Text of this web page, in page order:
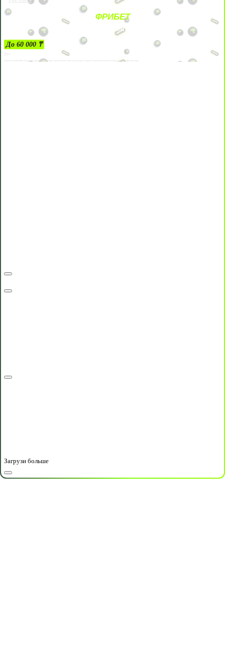
ФРИБЕТ
ЗА ДЕПОЗИТЫ
До 60 000 ₸
21+
Лицензии №24514359, выданной комитетом индустрии туризма Министерства культуры и спорта Республики Казахстан срок до 27 сентября 2034 года.
Загрузи больше